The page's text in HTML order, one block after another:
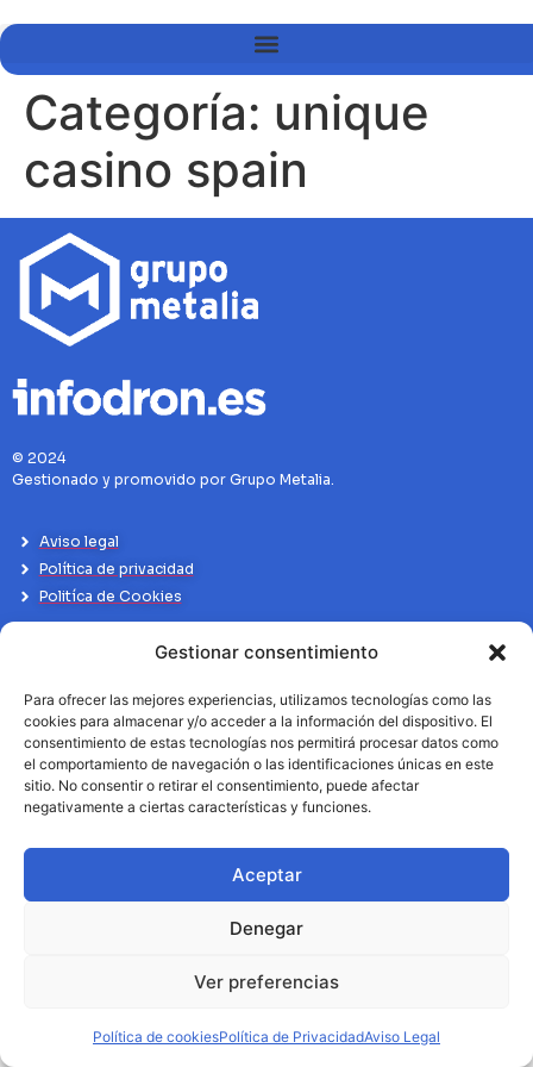
Gestionar consentimiento
Para ofrecer las mejores experiencias, utilizamos tecnologías como las
cookies para almacenar y/o acceder a la información del dispositivo. El
consentimiento de estas tecnologías nos permitirá procesar datos como
el comportamiento de navegación o las identificaciones únicas en este
sitio. No consentir o retirar el consentimiento, puede afectar
negativamente a ciertas características y funciones.
Aceptar
Denegar
Ver preferencias
Política de cookiesPolítica de PrivacidadAviso Legal
Categoría: unique
casino spain
© 2024
Gestionado y promovido por Grupo Metalia.
Aviso legal
Política de privacidad
Politíca de Cookies